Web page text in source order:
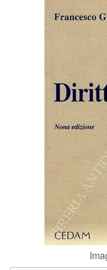
Libros antiguos
Comenzar a vender